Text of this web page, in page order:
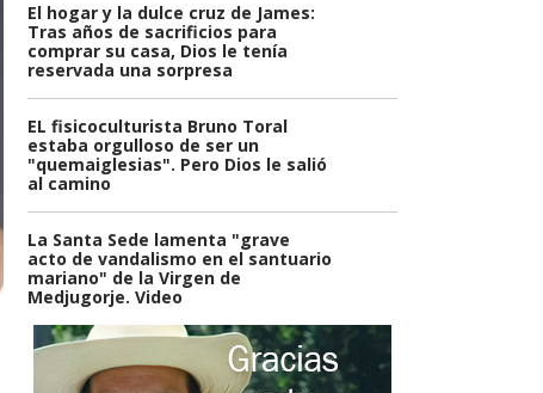
El hogar y la dulce cruz de James:
Tras años de sacrificios para
comprar su casa, Dios le tenía
reservada una sorpresa
EL fisicoculturista Bruno Toral
estaba orgulloso de ser un
"quemaiglesias". Pero Dios le salió
al camino
La Santa Sede lamenta "grave
acto de vandalismo en el santuario
mariano" de la Virgen de
Medjugorje. Video